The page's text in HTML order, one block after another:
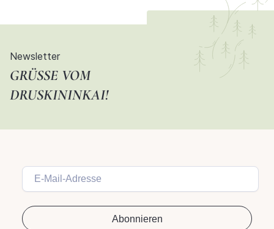
Newsletter
GRÜSSE VOM D
RUSKININKAI!